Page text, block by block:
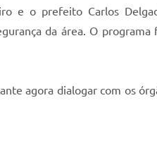
e o prefeito Carlos
da área. O programa
agora dialogar com os